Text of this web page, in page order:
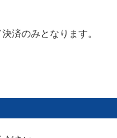
済のみとなります。